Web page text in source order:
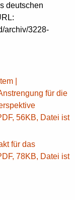
deutschen
archiv/3228-
|
für die
56KB, Datei ist
für das
78KB, Datei ist